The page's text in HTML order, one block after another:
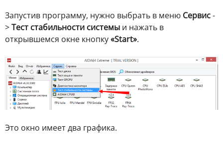
Запустив программу, нужно выбрать в меню Сервис-
>Тест стабильности системы и нажать в
открывшемся окне кнопку«Start».
Это окно имеет два графика.